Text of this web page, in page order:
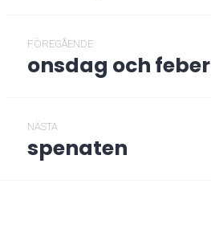
FÖREGÅENDE
Föregående
onsdag och feber
NÄSTA
Nästa
post:
spenaten